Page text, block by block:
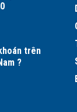
trên
?